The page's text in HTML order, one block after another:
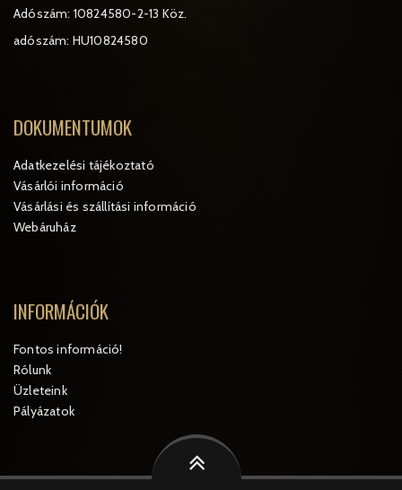
Adószám: 10824580-2-13 Köz.
adószám: HU10824580
DOKUMENTUMOK
Adatkezelési tájékoztató
Vásárlói információ
Vásárlási és szállítási információ
Webáruház
INFORMÁCIÓK
Fontos információ!
Rólunk
Üzleteink
Pályázatok